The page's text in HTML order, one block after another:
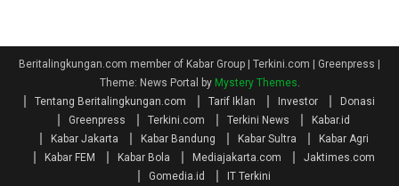
Beritalingkungan.com member of Kabar Group | Terkini.com | Greenpress |
Theme: News Portal by Mystery Themes
Tentang Beritalingkungan.com
Tarif Iklan Investor
Donasi
Greenpress
Terkini.com Terkini News
Kabar.id
Kabar Jakarta
Kabar Bandung Kabar Sultra
Kabar Agri
Kabar FEM
Kabar Bola Mediajakarta.com
Jaktimes.com
Gomedia.id
IT Terkini